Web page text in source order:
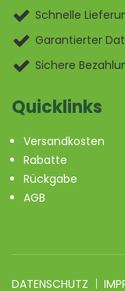
Schnelle
Garantierter
Sichere
Quicklinks
Versandkosten
Rabatte
Rückgabe
AGB
DATENSCHUTZ